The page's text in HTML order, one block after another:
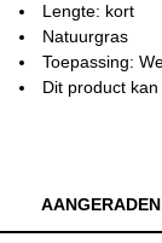
Lengte: kort
Natuurgras
Toepassing:
Dit product